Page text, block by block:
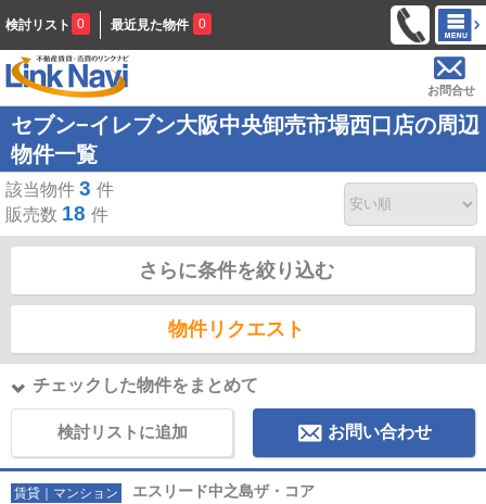
検討リスト 0 最近見た物件 0
お問合せ
セブン−イレブン大阪中央卸売市場西口店の周辺
物件一覧
該当物件 3 件
販売数 18 件
さらに条件を絞り込む
物件リクエスト
チェックした物件をまとめて
検討リストに追加 お問い合わせ
賃貸｜マンション エスリード中之島ザ・コア